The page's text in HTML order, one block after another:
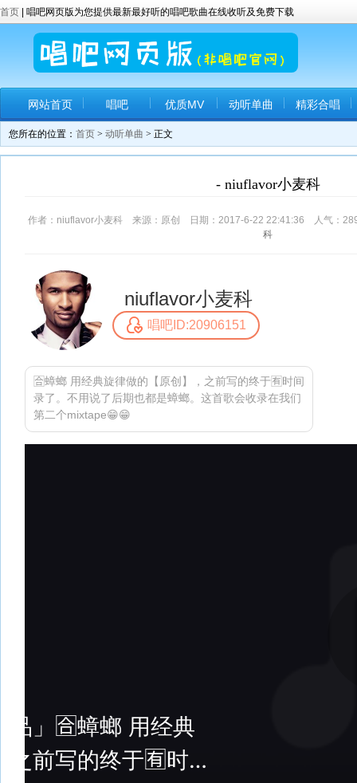
首页 | 唱吧网页版为您提供最新最好听的唱吧歌曲在线收听及免费下载
网站首页 唱吧 优质MV 动听单曲 精彩合唱
您所在的位置： 首页 > 动听单曲 > 正文
- niuflavor小麦科
作者：niuflavor小麦科 来源：原创 日期：2017-6-22 22:41:36 人气：
科
niuflavor小麦科
唱吧ID:20906151
🈴蟑螂 用经典旋律做的【原创】，之前写的终于🈶时间
录了。不用说了后期也都是蟑螂。这首歌会收录在我们
第二个mixtape😁😁